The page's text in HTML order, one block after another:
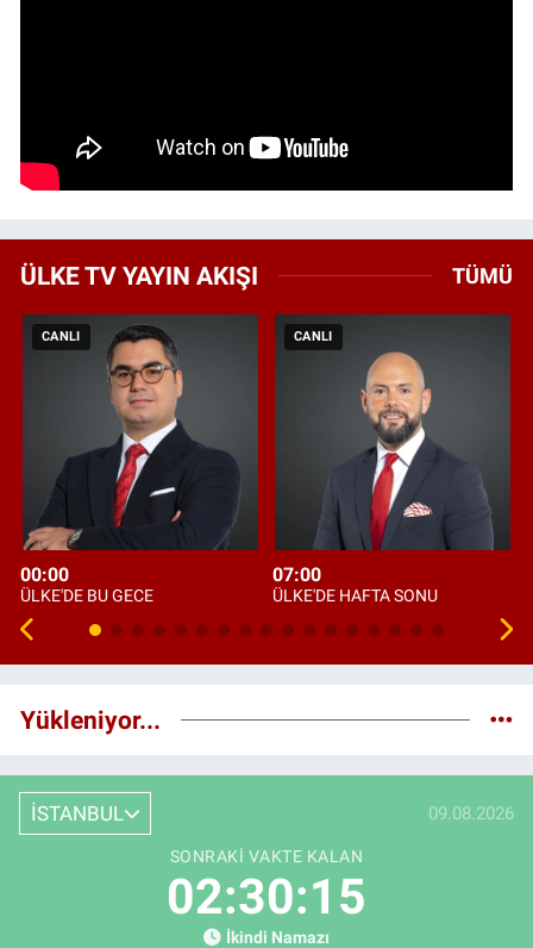
ÜLKE TV YAYIN AKIŞI TÜMÜ
CANLI
00:00
ÜLKE'DE BU GECE
CANLI
07:00
ÜLKE'DE HAFTA SONU
Yükleniyor...
İSTANBUL 09.08.2026
SONRAKI VAKTE KALAN
02:30:14
İkindi Namazı